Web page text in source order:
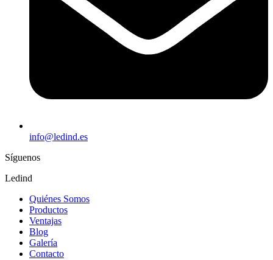
info@ledind.es
Síguenos
Ledind
Quiénes Somos
Productos
Ventajas
Blog
Galería
Contacto